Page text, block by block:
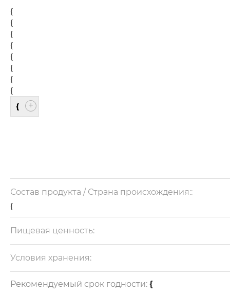
{
{
{
{
{
{
{
{
{
Состав продукта / Страна происхождения::
{
Пищевая ценность:
{
Условия хранения:
{
Рекомендуемый срок годности: {